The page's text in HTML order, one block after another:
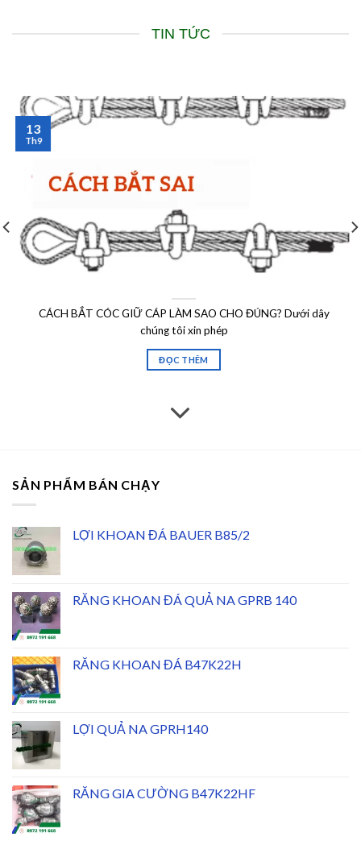
TIN TỨC
CÁCH BẮT CÓC GIỮ CÁP LÀM SAO CHO ĐÚNG? Dưới dây
chúng tôi xin phép
ĐỌC THÊM
13
Th9
SẢN PHẨM BÁN CHẠY
LỢI KHOAN ĐÁ BAUER B85/2
RĂNG KHOAN ĐÁ QUẢ NA GPRB 140
RĂNG KHOAN ĐÁ B47K22H
LỢI QUẢ NA GPRH140
RĂNG GIA CƯỜNG B47K22HF